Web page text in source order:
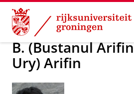
Skip
Content
Skip
Navigation
Over ons B. (Bustanul
B. (Bustanul Arifin
Ury) Arifin